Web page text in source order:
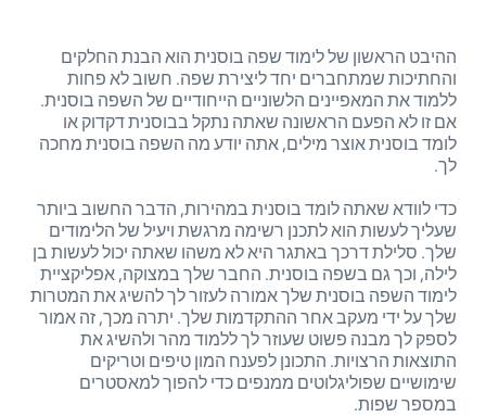
ההיבט הראשון של לימוד שפה בוסנית הוא הבנת החלקים
והחתיכות שמתחברים יחד ליצירת שפה. חשוב לא פחות
ללמוד את המאפיינים הלשוניים הייחודיים של השפה בוסנית.
אם זו לא הפעם הראשונה שאתה נתקל בבוסנית דקדוק או
לומד בוסנית אוצר מילים, אתה יודע מה השפה בוסנית מחכה
לך.
כדי לוודא שאתה לומד בוסנית במהירות, הדבר החשוב ביותר
שעליך לעשות הוא לתכנן רשימה מרגשת ויעיל של הלימודים
שלך. סלילת דרכך באתגר היא לא משהו שאתה יכול לעשות בן
לילה, וכך גם בשפה בוסנית. החבר שלך במצוקה, אפליקציית
לימוד השפה בוסנית שלך אמורה לעזור לך להשיג את המטרות
שלך על ידי מעקב אחר ההתקדמות שלך. יתרה מכך, זה אמור
לספק לך מבנה פשוט שעוזר לך ללמוד מהר ולהשיג את
התוצאות הרצויות. התכונן לפענח המון טיפים וטריקים
שימושיים שפוליגלוטים ממנפים כדי להפוך למאסטרים
במספר שפות.